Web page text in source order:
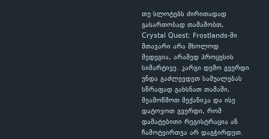
თუ სლოტებს ძირითადად
გასართობად თამაშობთ,
Crystal Quest: Frostlands-ში
მთავარი არა მხოლოდ
შედეგია, არამედ პროცესის
სიმარტივე. კარგი დემო გვერდი
უნდა გაძლევდეთ საშუალებას
სწრაფად გახსნათ თამაში,
შეამოწმოთ მექანიკა და ისე
დატოვოთ გვერდი, რომ
დამატებითი რეგისტრაცია ან
ჩამოტვირთვა არ დაგჭირდეთ.